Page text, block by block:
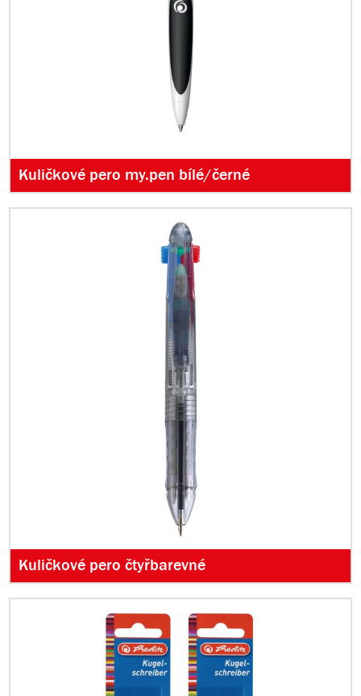
Kuličkové pero my.pen bílé/černé
Kuličkové pero čtyřbarevné